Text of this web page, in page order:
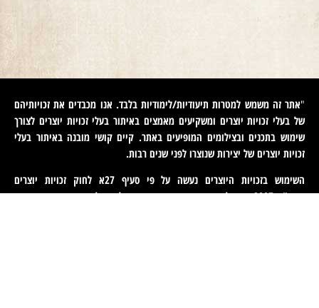
"אתר זה משמש למטרות תיעודיות/לימודיות בלבד. אנו מכבדים את זכויותיהם
של בעלי זכויות יוצרים ומשקיעים מאמצים באיתור בעלי זכויות יוצרים לצורך
שימוש בתכנים ובצילומים המופיעים באתר. קיים קושי מובנה באיתור בעלי
זכויות יוצרים של יצירות שנוצרו לפני שנים רבות.
השימוש בזכויות היוצרים נעשה על פי סעיף 27א לחוק זכויות יוצרים
תשס"ח-2007. אם לדעתכם נפגעה זכותכם כבעלים של זכויות יוצרים באיזה